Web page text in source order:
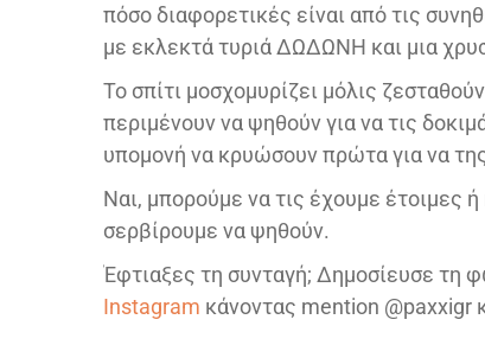
πόσο διαφορετικές είναι από τις
με εκλεκτά τυριά ΔΩΔΩΝΗ και μια
Το σπίτι μοσχομυρίζει μόλις
περιμένουν να ψηθούν για να τις
υπομονή να κρυώσουν πρώτα για να
Ναι, μπορούμε να τις έχουμε έτοιμες
σερβίρουμε να ψηθούν.
Έφτιαξες τη συνταγή; Δημοσίευσε τη
Instagram κάνοντας mention @paxxigr